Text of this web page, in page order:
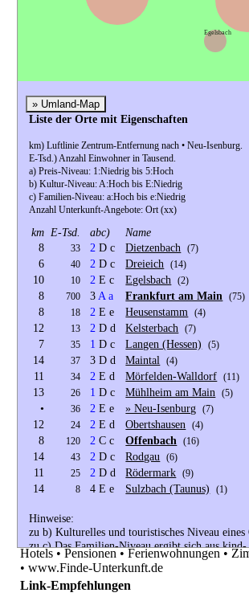
Egelsbach
» Umland-Map
Liste der Orte mit Eigenschaften
km) Luftlinie Zentrum-Entfernung nach • Neu-Isenburg.
E-Tsd.) Anzahl Einwohner in Tausend.
a) Preis-Niveau: 1:Niedrig bis 5:Hoch
b) Kultur-Niveau: A:Hoch bis E:Niedrig
c) Familien-Niveau: a:Hoch bis e:Niedrig
Anzahl Unterkunft-Angebote: Ort (xx)
km E-Tsd. abc)
Name
8
33 2 D c Dietzenbach (7)
6 40 2 D c Dreieich (14)
10 10 2 E c Egelsbach (2)
8 700 3A a Frankfurt am Main (75)
8 18 2 E e Heusenstamm (4)
12 13 2 D d Kelsterbach (7)
7 35 1 D c Langen (Hessen) (5)
14 37 3 D d Maintal (4)
11 34 2 E d Mörfelden-Walldorf (11)
13 26 1 D c Mühlheim am Main (5)
• 36 2 E e » Neu-Isenburg (7)
12 24 2 E d Obertshausen (4)
8 120 2 C c Offenbach (16)
14 43 2 D c Rodgau (6)
11 25 2 D d Rödermark (9)
14 8 4 E e Sulzbach (Taunus) (1)
Hinweise:
zu b) Kulturelles und touristisches Niveau eines
zu c) Das Familien-Niveau ergibt sich aus
Angeboten am Gast-Ort.
Alle Bewertungen haben die aktuell
Hotels • Pensionen • Ferienwohnungen •
• www.Finde-Unterkunft.de
Link-Empfehlungen